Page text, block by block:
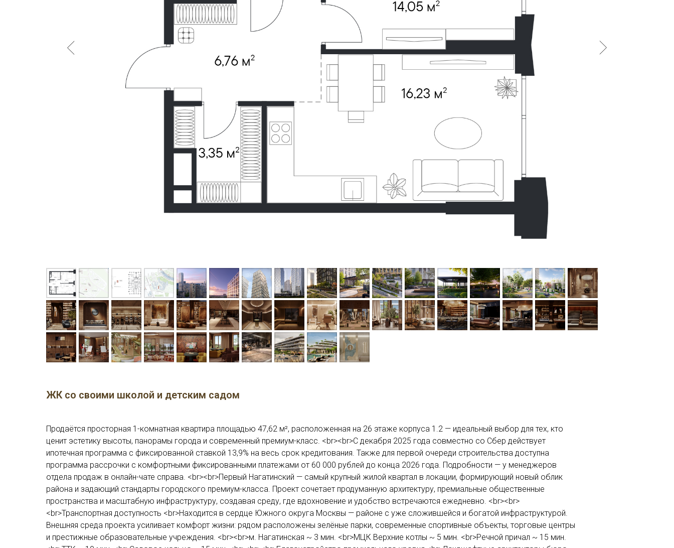
ЖК со своими школой и детским садом
Продаётся просторная 1-комнатная квартира площадью 47,62 м², расположенная на 26 этаже корпуса 1.2 — идеальный выбор для тех, кто
ценит эстетику высоты, панорамы города и современный премиум-класс. <br><br>С декабря 2025 года совместно со Сбер действует
ипотечная программа с фиксированной ставкой 13,9% на весь срок кредитования. Также для первой очереди строительства доступна
программа рассрочки с комфортными фиксированными платежами от 60 000 рублей до конца 2026 года. Подробности — у менеджеров
отдела продаж в онлайн-чате справа. <br><br>Первый Нагатинский — самый крупный жилой квартал в локации, формирующий новый облик
района и задающий стандарты городского премиум-класса. Проект сочетает продуманную архитектуру, премиальные общественные
пространства и масштабную инфраструктуру, создавая среду, где вдохновение и удобство встречаются ежедневно. <br><br>
<br>Транспортная доступность <br>Находится в сердце Южного округа Москвы — районе с уже сложившейся и богатой инфраструктурой.
Внешняя среда проекта усиливает комфорт жизни: рядом расположены зелёные парки, современные спортивные объекты, торговые центры
и престижные образовательные учреждения. <br><br>м. Нагатинская ~ 3 мин. <br>МЦК Верхние котлы ~ 5 мин. <br>Речной причал ~ 15 мин.